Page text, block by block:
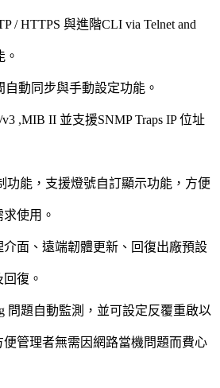
/ HTTPS 與進階CLI via Telnet and
。
自動同步與手動設定功能。
,MIB II 並支援SNMP Traps IP 位址
功能，支援燈號自訂顯示功能，方便
使用。
面、遠端韌體更新、回復出廠預設
復。
問題自動監測，並可設定反覆重啟以
管理者無需因網路當機問題而費心